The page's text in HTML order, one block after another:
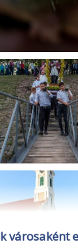
városaként